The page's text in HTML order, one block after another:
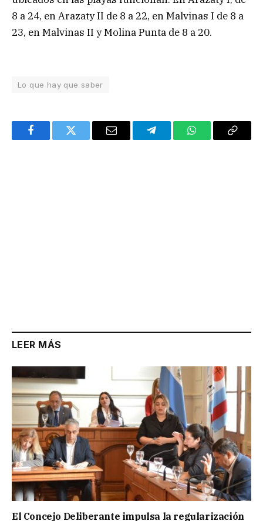
8 a 24, en Arazaty II de 8 a 22, en Malvinas I de 8 a
23, en Malvinas II y Molina Punta de 8 a 20.
Lo que hay que saber
FacebookTwitter Email TelegramWhatsAppCopy
LEER MÁS
El Concejo Deliberante impulsa la regularización